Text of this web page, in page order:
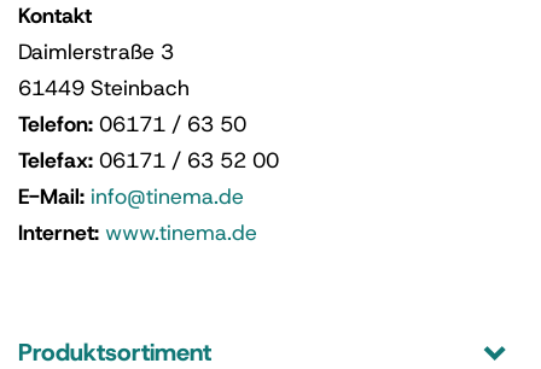
Kontakt
Daimlerstraße 3
61449 Steinbach
Telefon: 06171 / 63 50
Telefax: 06171 / 63 52 00
E-Mail: info@tinema.de
Internet: www.tinema.de
Produktsortiment